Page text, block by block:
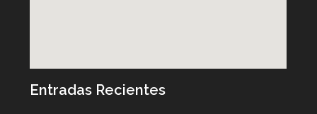
Entradas Recientes